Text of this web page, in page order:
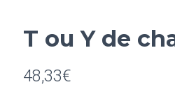
T ou Y de
48,33€